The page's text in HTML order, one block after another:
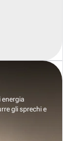
energia
gli sprechi e